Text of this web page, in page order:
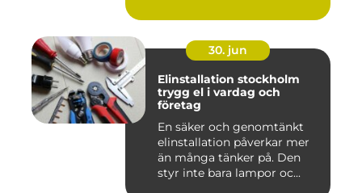
30. jun
Elinstallation stockholm
trygg el i vardag och
företag
En säker och genomtänkt
elinstallation påverkar mer
än många tänker på. Den
styr inte bara lampor oc...